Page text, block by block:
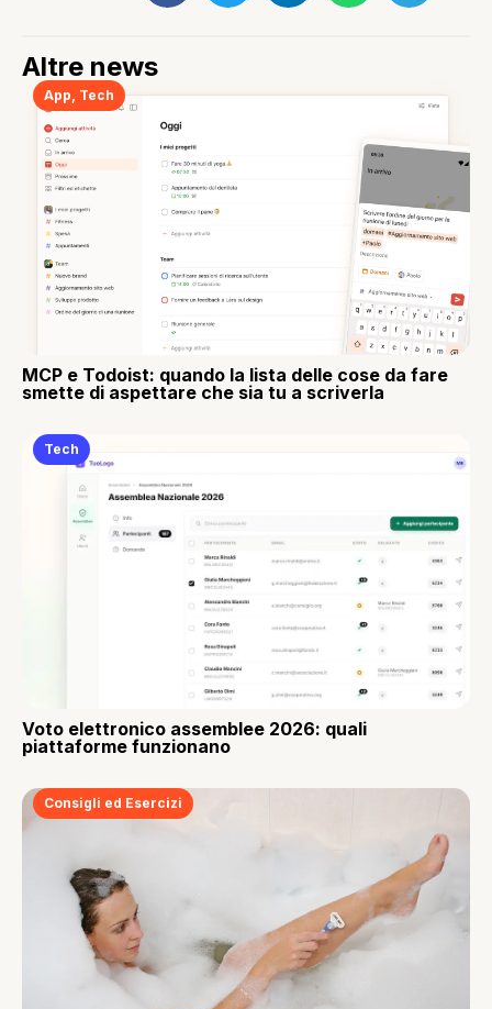
Altre news
App Tech
MCP e Todoist: quando la lista delle cose da fare
smette di aspettare che sia tu a scriverla
Tech
Voto elettronico assemblee 2026: quali
piattaforme funzionano
Consigli ed Esercizi